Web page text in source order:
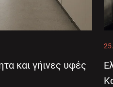
και γήινες υφές